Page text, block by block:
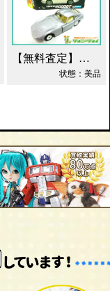
【無料査定】昭和レトロ玩具歓迎 ｜ 当時物 トミカ トヨタ 2000GT 黒箱 日本製 買取！
状態：美品